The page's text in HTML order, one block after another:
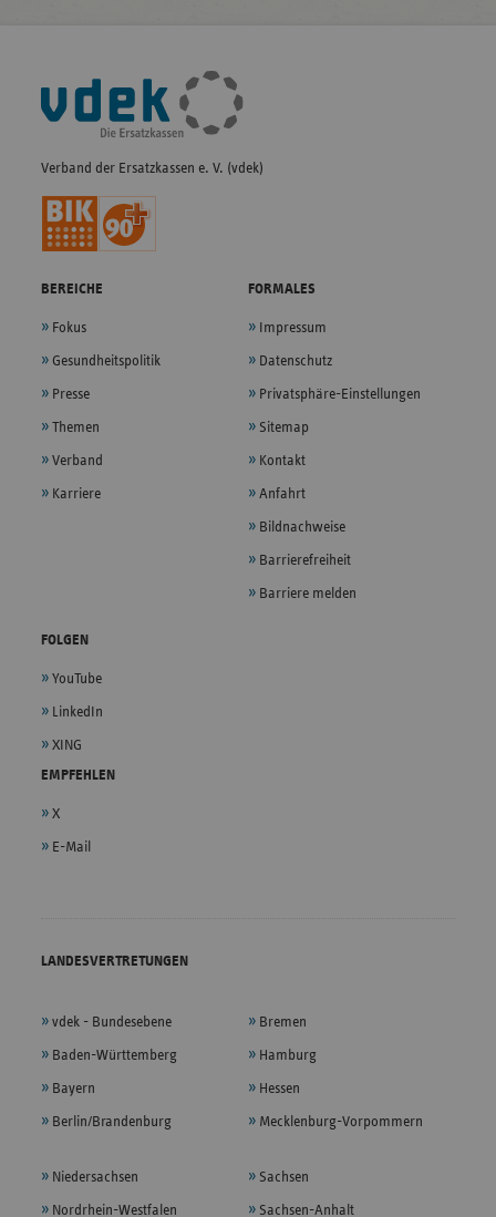
Fußleisten-
Navigation
Verband der Ersatzkassen e. V. (vdek)
BEREICHE
Fokus
Gesundheitspolitik
Presse
Themen
Verband
Karriere
FORMALES
Impressum
Datenschutz
Privatsphäre-Einstellungen
Sitemap
Kontakt
Anfahrt
Bildnachweise
Barrierefreiheit
Barriere melden
FOLGEN
YouTube
LinkedIn
XING
EMPFEHLEN
X
E-Mail
LANDESVERTRETUNGEN
vdek - Bundesebene
Baden-Württemberg
Bayern
Berlin/Brandenburg
Bremen
Hamburg
Hessen
Mecklenburg-Vorpommern
Niedersachsen
Nordrhein-Westfalen
Sachsen
Sachsen-Anhalt